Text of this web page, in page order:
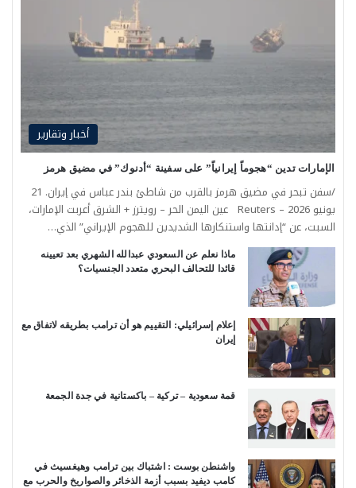
أخبار وتقارير
الإمارات تدين “هجوماً إيرانياً” على سفينة “أدنوك” في مضيق هرمز
/سفن تبحر في مضيق هرمز بالقرب من شاطئ بندر عباس في إيران. 21
يونيو 2026 – Reuters عين اليمن الحر – رويترز + الشرق أعربت الإمارات،
السبت، عن “إدانتها واستنكارها الشديدين للهجوم الإيراني” الذي…
ماذا نعلم عن السعودي عبدالله الشهري بعد تعيينه
قائدا للتحالف البحري متعدد الجنسيات؟
إعلام إسرائيلي: التقييم هو أن ترامب بطريقه لاتفاق مع
إيران
قمة سعودية – تركية – باكستانية في جدة الجمعة
واشنطن بوست : اشتباك بين ترامب وهيغسيث في
كامب ديفيد بسبب أزمة الذخائر والصواريخ والحرب مع